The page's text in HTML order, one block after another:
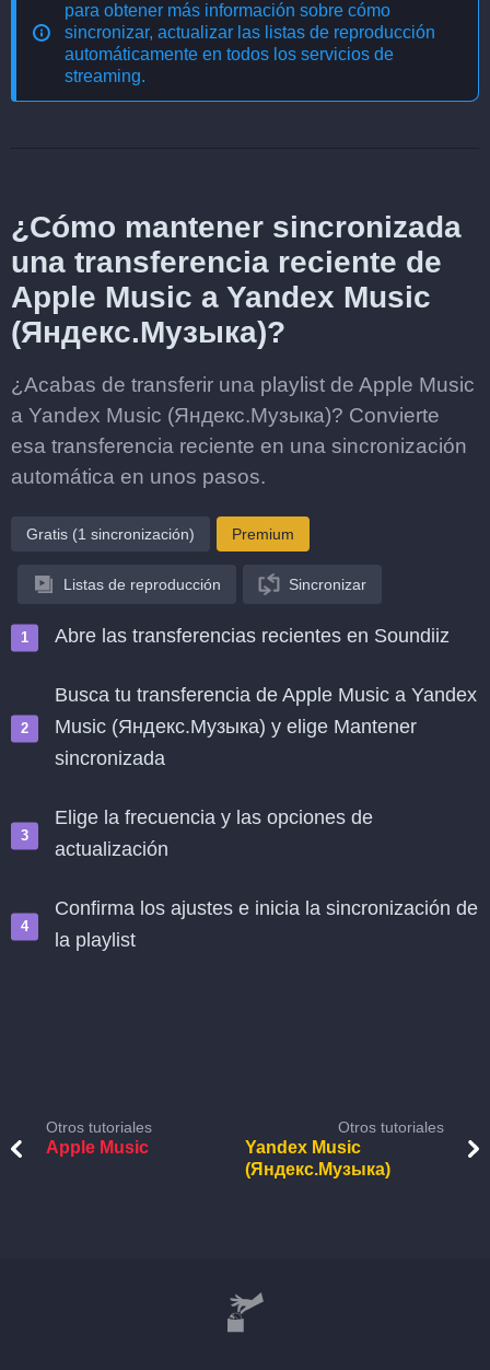
para obtener más información sobre cómo
sincronizar, actualizar las listas de reproducción
automáticamente en todos los servicios de
streaming.
¿Cómo mantener sincronizada
una transferencia reciente de
Apple Music a Yandex Music
(Яндекс.Музыка)?
¿Acabas de transferir una playlist de Apple Music
a Yandex Music (Яндекс.Музыка)? Convierte
esa transferencia reciente en una sincronización
automática en unos pasos.
Gratis (1 sincronización) Premium
Listas de reproducción Sincronizar
Abre las transferencias recientes en Soundiiz
Busca tu transferencia de Apple Music a Yandex
Music (Яндекс.Музыка) y elige Mantener
sincronizada
Elige la frecuencia y las opciones de
actualización
Confirma los ajustes e inicia la sincronización de
la playlist
Otros tutoriales
Apple Music
Otros tutoriales
Yandex Music
(Яндекс.Музыка)